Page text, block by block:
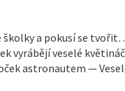
školky a pokusí se
vyrábějí veselé
astronautem —